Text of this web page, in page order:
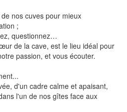
nos cuves pour mieux
;
questionnez…
de la cave, est le lieu idéal pour
passion, et vous écouter.
d'un cadre calme et apaisant,
l'un de nos gîtes face aux